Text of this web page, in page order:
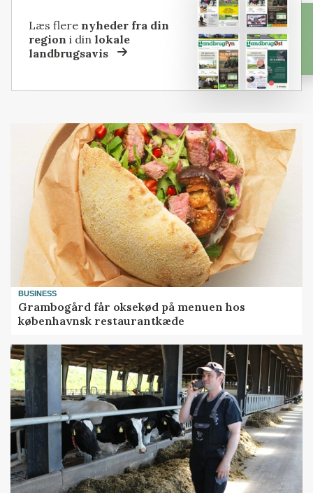
Læs flere nyheder fra din
region i dinlokale
landbrugsavis
BUSINESS
Grambogård får oksekød på menuen hos
københavnsk restaurantkæde